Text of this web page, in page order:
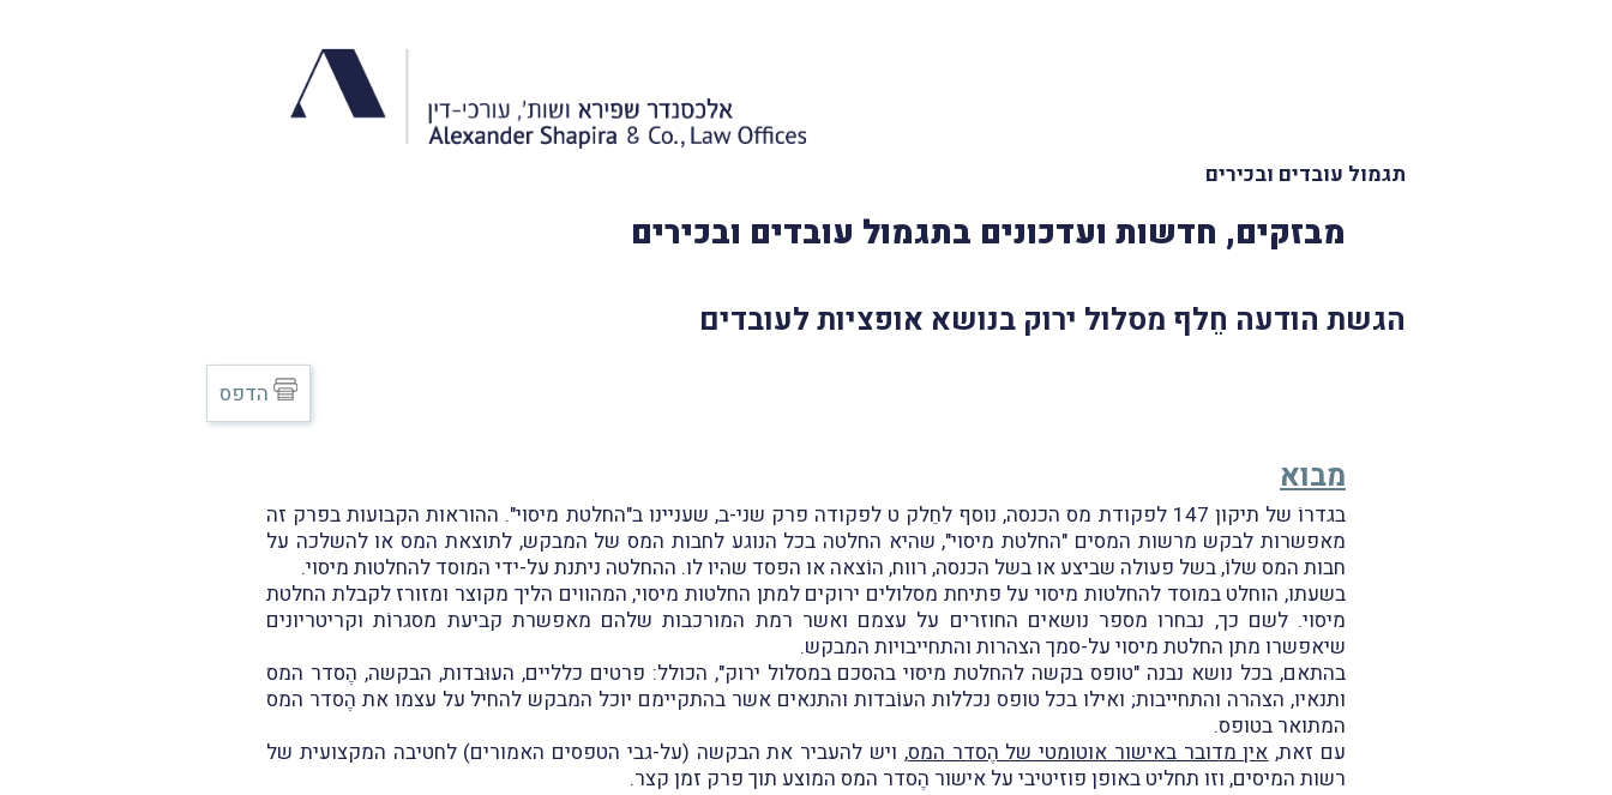
תגמול עובדים ובכירים
מבזקים, חדשות ועדכונים בתגמול עובדים ובכירים
הגשת הודעה חֵלף מסלול ירוק בנושא אופציות לעובדים
מבוא
בגדרוֹ של תיקון 147 לפקודת מס הכנסה, נוסף לחֵלק ט לפקודה פרק שני-ב, שעניינו ב"החלטת מיסוי". ההוראות הקבועות בפרק זה
מאפשרות לבקש מרשות המסים "החלטת מיסוי", שהיא החלטה בכל הנוגע לחבות המס של המבקש, לתוצאת המס או להשלכה על
חבות המס שלוֹ, בשל פעולה שביצע או בשל הכנסה, רווח, הוֹצאה או הפסד שהיו לו. ההחלטה ניתנת על-ידי המוסד להחלטות מיסוי.
בשעתו, הוחלט במוסד להחלטות מיסוי על פתיחת מסלולים ירוקים למתן החלטות מיסוי, המהווים הליך מקוצר ומזורז לקבלת החלטת
מיסוי. לשם כך, נבחרו מספר נושאים החוזרים על עצמם ואשר רמת המורכבות שלהם מאפשרת קביעת מסגרוֹת וקריטריונים
שיאפשרו מתן החלטת מיסוי על-סמך הצהרות והתחייבויות המבקש.
בהתאם, בכל נושא נבנה "טופס בקשה להחלטת מיסוי בהסכם במסלול ירוק", הכולל: פרטים כלליים, העוּבדות, הבקשה, הֶסדר המס
ותנאיו, הצהרה והתחייבות; ואילו בכל טופס נכללות העוֹבדות והתנאים אשר בהתקיימם יוכל המבקש להחיל על עצמו את הֶסדר המס
המתואר בטופס.
עם זאת,אין מדובר באישור אוטומטי של הֶסדר המס, ויש להעביר את הבקשה (על-גבי הטפסים האמורים) לחטיבה המקצועית של
רשות המיסים, וזו תחליט באופן פוזיטיבי על אישור הֶסדר המס המוצע תוך פרק זמן קצר.